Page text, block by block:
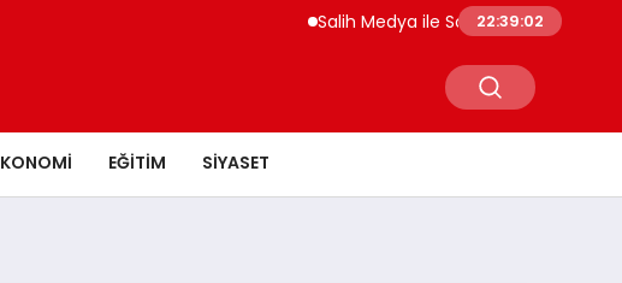
Salih Medya ile Sosyal Medya Profil
22:39:03
EĞITIM SIYASET